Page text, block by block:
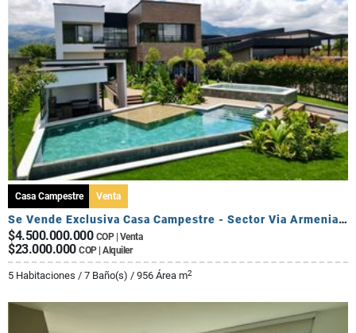
Casa Campestre Venta
Se Vende Exclusiva Casa Campestre - Sector Via Armenia Calarca
$4.500.000.000 COP | Venta
$23.000.000 COP | Alquiler
5 Habitaciones / 7 Baño(s) / 956 Área m2